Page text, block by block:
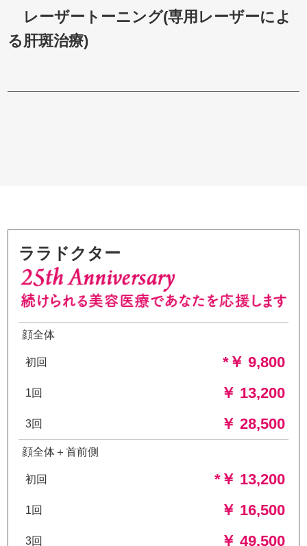
レーザートーニング(専用レーザーによ
る肝斑治療)
ララドクター
顔全体
初回 *￥ 9,800
1回 ￥ 13,200
3回 ￥ 28,500
顔全体＋首前側
初回 *￥ 13,200
1回 ￥ 16,500
3回 ￥ 49,500